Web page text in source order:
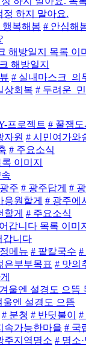
하지 말아요.
행복해봄 # 안심해
해방일지
# 실내마스크_의
상회복 # 두려운_
프로젝트 # 꿀잼
자원 # 시민여가와
# 주요소식
주 # 광주답게 #
응원할게 # 광주에
할게 # 주요소식
갑니다
메뉴 # 팥칼국수
은부부목표 # 맛의
엔 설경도 으뜸
# 분청 # 반딧불이
속가능한마을 # 국
주지역명소 # 명소